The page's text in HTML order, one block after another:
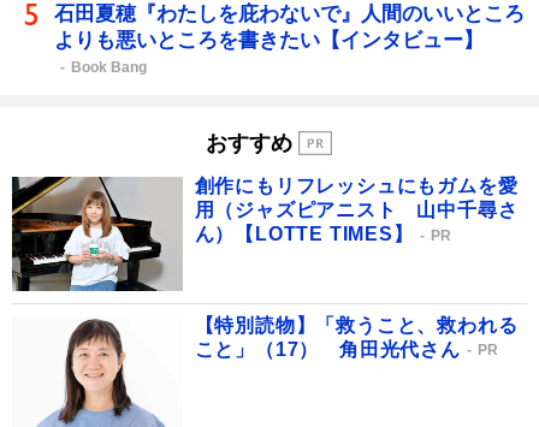
石田夏穂『わたしを庇わないで』人間のいいところ
よりも悪いところを書きたい【インタビュー】
Book Bang
おすすめ
創作にもリフレッシュにもガムを愛
用（ジャズピアニスト 山中千尋さ
ん）【LOTTE TIMES】
PR
【特別読物】「救うこと、救われる
こと」（17） 角田光代さん
PR